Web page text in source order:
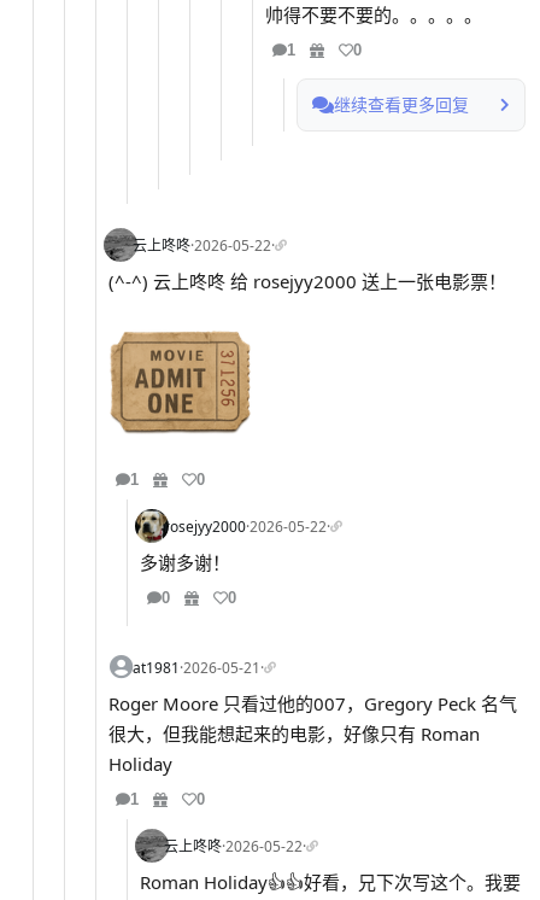
帅得不要不要的。。。。。
1 0
继续查看更多回复
云上咚咚·2026-05-22·
(^-^) 云上咚咚 给 rosejyy2000 送上一张电影票！
1 0
rosejyy2000·2026-05-22·
多谢多谢！
0 0
at1981·2026-05-21·
Roger Moore 只看过他的007，Gregory Peck 名气
很大，但我能想起来的电影，好像只有 Roman
Holiday
1 0
云上咚咚·2026-05-22·
Roman Holiday👍👍好看，兄下次写这个。我要